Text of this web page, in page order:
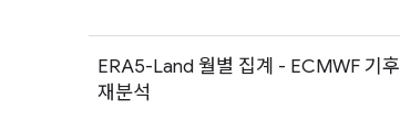
ERA5-Land 월별 집계 - ECMWF 기후
재분석